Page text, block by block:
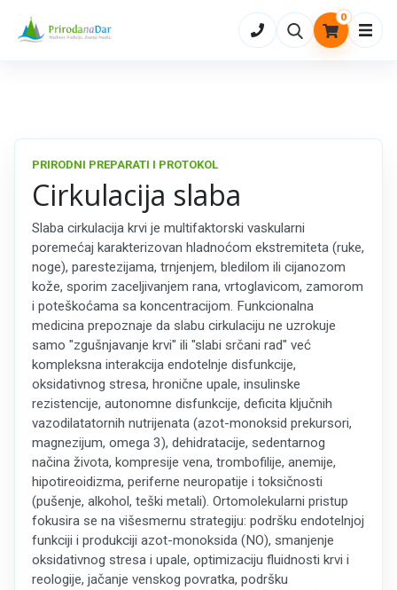
0
PRIRODNI PREPARATI I PROTOKOL
Cirkulacija slaba
Slaba cirkulacija krvi je multifaktorski vaskularni
poremećaj karakterizovan hladnoćom ekstremiteta (ruke,
noge), parestezijama, trnjenjem, bledilom ili cijanozom
kože, sporim zaceljivanjem rana, vrtoglavicom, zamorom
i poteškoćama sa koncentracijom. Funkcionalna
medicina prepoznaje da slabu cirkulaciju ne uzrokuje
samo "zgušnjavanje krvi" ili "slabi srčani rad" već
kompleksna interakcija endotelnje disfunkcije,
oksidativnog stresa, hronične upale, insulinske
rezistencije, autonomne disfunkcije, deficita ključnih
vazodilatatornih nutrijenata (azot-monoksid prekursori,
magnezijum, omega 3), dehidratacije, sedentarnog
načina života, kompresije vena, trombofilije, anemije,
hipotireoidizma, periferne neuropatije i toksičnosti
(pušenje, alkohol, teški metali). Ortomolekularni pristup
fokusira se na višesmernu strategiju: podršku endotelnjoj
funkciji i produkciji azot-monoksida (NO), smanjenje
oksidativnog stresa i upale, optimizaciju fluidnosti krvi i
reologije, jačanje venskog povratka, podršku